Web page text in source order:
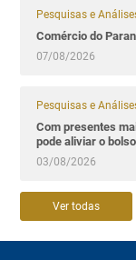
Pesquisas e
Comércio do
07/08/2026
Pesquisas e
Com presentes
pode aliviar o bolso
03/08/2026
Ver todas